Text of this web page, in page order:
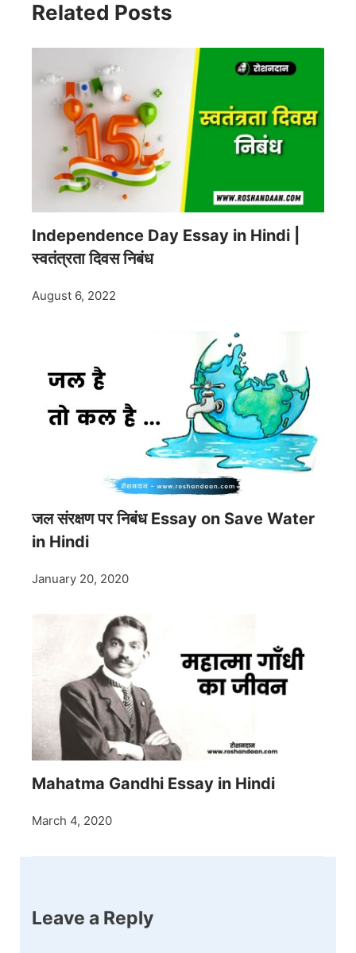
Related Posts
Independence Day Essay in Hindi |
स्वतंत्रता दिवस निबंध
August 6, 2022
जल संरक्षण पर निबंध Essay on Save Water
in Hindi
January 20, 2020
Mahatma Gandhi Essay in Hindi
March 4, 2020
Leave a Reply